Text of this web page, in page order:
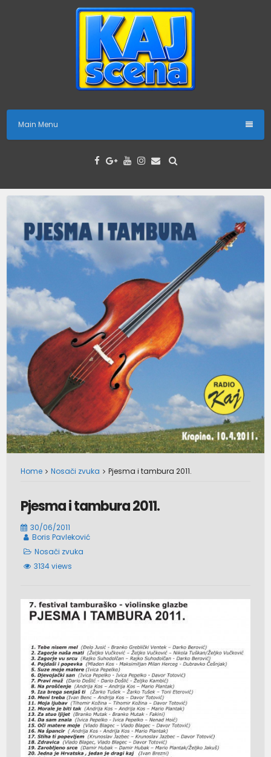
Main Menu
Home Nosači zvuka Pjesma i tambura 2011.
Pjesma i tambura 2011.
30/06/2011
Boris Pavleković
Nosači zvuka
3134 views